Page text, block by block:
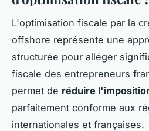
L'optimisation fiscale par la
offshore représente une
structurée pour alléger
fiscale des entrepreneurs
permet de réduire
parfaitement conforme aux
internationales et françaises.